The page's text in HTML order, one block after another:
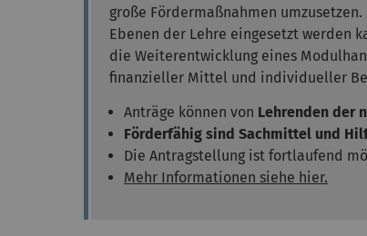
große Fördermaßnahmen
Ebenen der Lehre eingesetzt werden
die Weiterentwicklung eines
finanzieller Mittel und individueller
Anträge können von Lehrenden der
Förderfähig sind Sachmittel und
Die Antragstellung ist fortlaufend
Mehr Informationen siehe hier.